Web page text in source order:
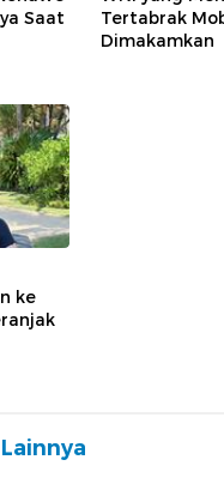
Saat
Tertabrak
Dimakamkan
ke